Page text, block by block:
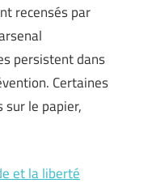
recensés par
persistent dans
Certaines
le papier,
et la liberté